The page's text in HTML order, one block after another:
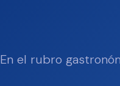
En el rubro